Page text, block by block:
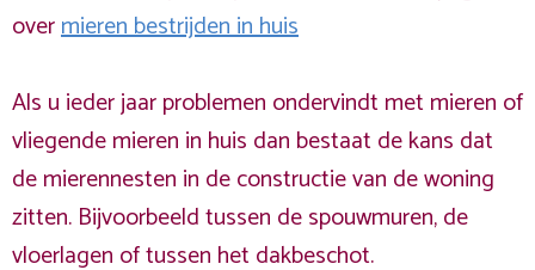
overmieren bestrijden in huis
Als u ieder jaar problemen ondervindt met mieren of
vliegende mieren in huis dan bestaat de kans dat
de mierennesten in de constructie van de woning
zitten. Bijvoorbeeld tussen de spouwmuren, de
vloerlagen of tussen het dakbeschot.